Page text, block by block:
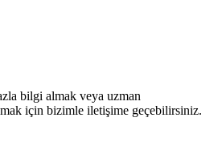
bilgi almak veya uzman
için bizimle iletişime geçebilirsiniz.